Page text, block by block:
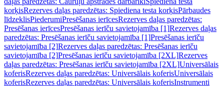
korķisRezerves daļas paredzētas: Spiediena testa korķisPārbaudes
līdzeklisPiederumiPresēšanas ierīcesRezerves daļas paredzētas:
Presēšanas ierīcesPresēšanas ierīču savietojamība [1]Rezerves daļas
paredzētas: Presēšanas ierīču savietojamība [1]Presēšanas ierīču
savietojamība [2]Rezerves daļas paredzētas: Presēšanas ierīču
savietojamība [2]Presēšanas ierīču savietojamība [2XL]Rezerves
daļas paredzētas: Presēšanas ierīču savietojamība [2XL]Universālais
koferisRezerves daļas paredzētas: Universālais koferisUniversālais
koferisRezerves daļas paredzētas: Universālais koferisInstrumenti